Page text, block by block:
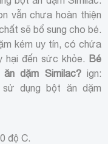
vẫn chưa hoàn thiện
sẽ bổ sung cho bé.
kém uy tín, có chứa
hại đến sức khỏe.
Bé
dặm Similac? ign:
sử dụng bột ăn dặm
độ C.